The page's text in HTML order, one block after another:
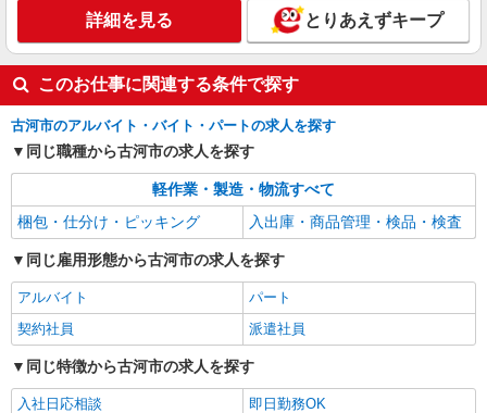
詳細を見る とりあえずキープ
このお仕事に関連する条件で探す
古河市のアルバイト・バイト・パートの求人を探す
同じ職種から古河市の求人を探す
軽作業・製造・物流すべて
梱包・仕分け・ピッキング
入出庫・商品管理・検品・検査
同じ雇用形態から古河市の求人を探す
アルバイト
パート
契約社員
派遣社員
同じ特徴から古河市の求人を探す
入社日応相談
即日勤務OK